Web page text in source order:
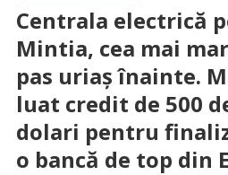
Centrala electrică
Mintia, cea mai
pas uriaș înainte.
luat credit de 500
dolari pentru
o bancă de top din